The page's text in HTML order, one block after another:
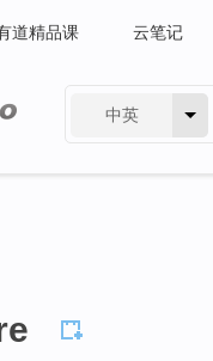
道精品课 云笔记
中英